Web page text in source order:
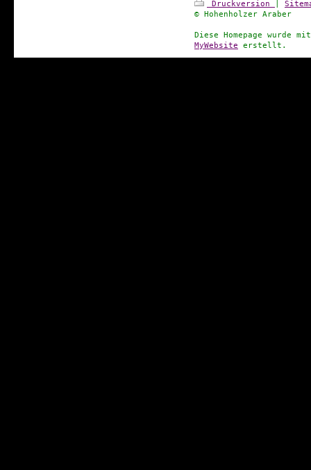
Druckversion
© Hohenholzer Araber
Diese Homepage wurde
MyWebsite erstellt.